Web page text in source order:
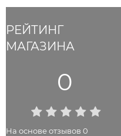
РЕЙТИНГ
МАГАЗИНА
0
На основе отзывов 0